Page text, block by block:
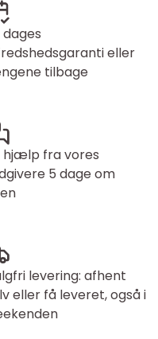
dages
eller
tilbage
hjælp fra vores
5 dage om
levering: afhent
eller få leveret, også i